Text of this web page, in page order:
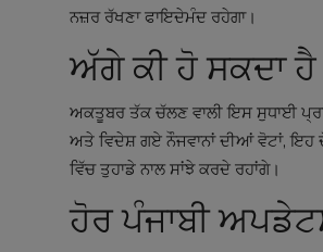
ਨਜ਼ਰ ਰੱਖਣਾ ਫਾਇਦੇਮੰਦ ਰਹੇਗਾ।
ਅੱਗੇ ਕੀ ਹੋ ਸਕਦਾ ਹੈ
ਅਕਤੂਬਰ ਤੱਕ ਚੱਲਣ ਵਾਲੀ ਇਸ ਸੁਧਾਈ
ਅਤੇ ਵਿਦੇਸ਼ ਗਏ ਨੌਜਵਾਨਾਂ ਦੀਆਂ ਵੋਟਾਂ,
ਵਿੱਚ ਤੁਹਾਡੇ ਨਾਲ ਸਾਂਝੇ ਕਰਦੇ ਰਹਾਂਗੇ।
ਹੋਰ ਪੰਜਾਬੀ